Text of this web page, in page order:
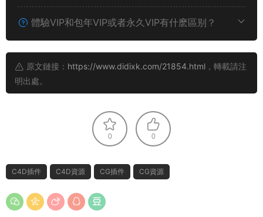
體驗VIP和包年VIP或者永久VIP有什麽區别？
原文鏈接： https://www.didixk.com/21854.html ，轉載請注
明出處。
0 0
C4D插件 C4D資源 CG插件 CG資源